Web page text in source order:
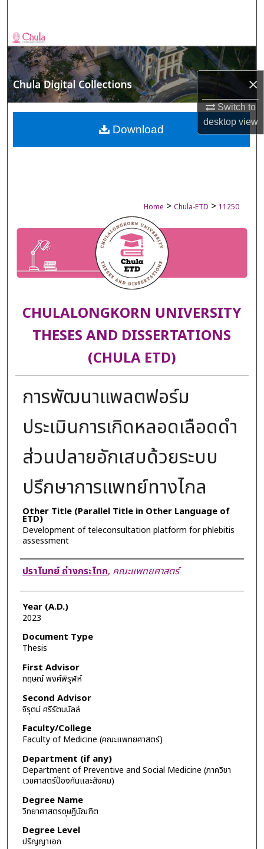
×
Switch to
desktopview
Browse Collections
My Account
About
Digital Commons Network™
Home > Chula-ETD > 11250
CHULALONGKORN UNIVERSITY
THESES AND DISSERTATIONS
(CHULA ETD)
การพัฒนาแพลตฟอร์ม
ประเมินการเกิดหลอดเลือดดำ
ส่วนปลายอักเสบด้วยระบบ
ปรึกษาการแพทย์ทางไกล
Other Title (Parallel Title in Other Language of
ETD)
Development of teleconsultation platform for phlebitis
assessment
Author
ปราโมทย์ ถ่างกระโทก, คณะแพทยศาสตร์
Year (A.D.)
2023
Document Type
Thesis
First Advisor
กฤษณ์ พงศ์พิรุฬห์
Second Advisor
จิรุตม์ ศรีรัตนบัลล์
Faculty/College
Faculty of Medicine (คณะแพทยศาสตร์)
Department (if any)
Department of Preventive and Social Medicine (ภาควิชา
เวชศาสตร์ป้องกันและสังคม)
Degree Name
วิทยาศาสตรดุษฎีบัณฑิต
Degree Level
ปริญญาเอก
Download